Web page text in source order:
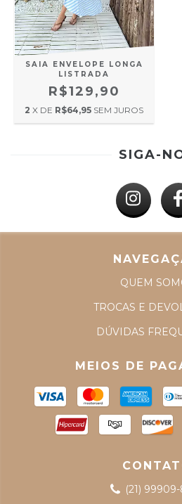
SAIA ENVELOPE LONGA
LISTRADA
R$129,90
2 X DE R$64,95 SEM JUROS
SIGA-
QUEM
TROCAS E
DÚVIDAS
MEIOS DE
(21)